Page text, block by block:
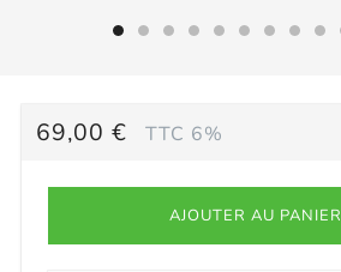
PRIX
69,00 € TTC 6%
AJOUTER AU PANIER